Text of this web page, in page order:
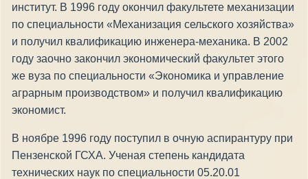
институт. В 1996 году окончил факультете механизации
по специальности «Механизация сельского хозяйства»
и получил квалификацию инженера-механика. В 2002
году заочно закончил экономический факультет этого
же вуза по специальности «Экономика и управление
аграрным производством» и получил квалификацию
экономист.
В ноябре 1996 году поступил в очную аспирантуру при
Пензенской ГСХА. Ученая степень кандидата
технических наук по специальности 05.20.01